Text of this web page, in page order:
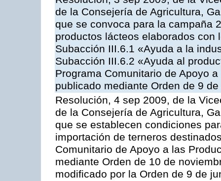
de la Consejería de Agricultura,
que se convoca para la campaña
productos lácteos elaborados
Subacción III.6.1 «Ayuda a la
Subacción III.6.2 «Ayuda al
Programa Comunitario de Apoyo
publicado mediante Orden de 9
Resolución, 4 sep 2009, de la
de la Consejería de Agricultura,
que se establecen condiciones
importación de terneros
Comunitario de Apoyo a las
mediante Orden de 10 de
modificado por la Orden de 9 de